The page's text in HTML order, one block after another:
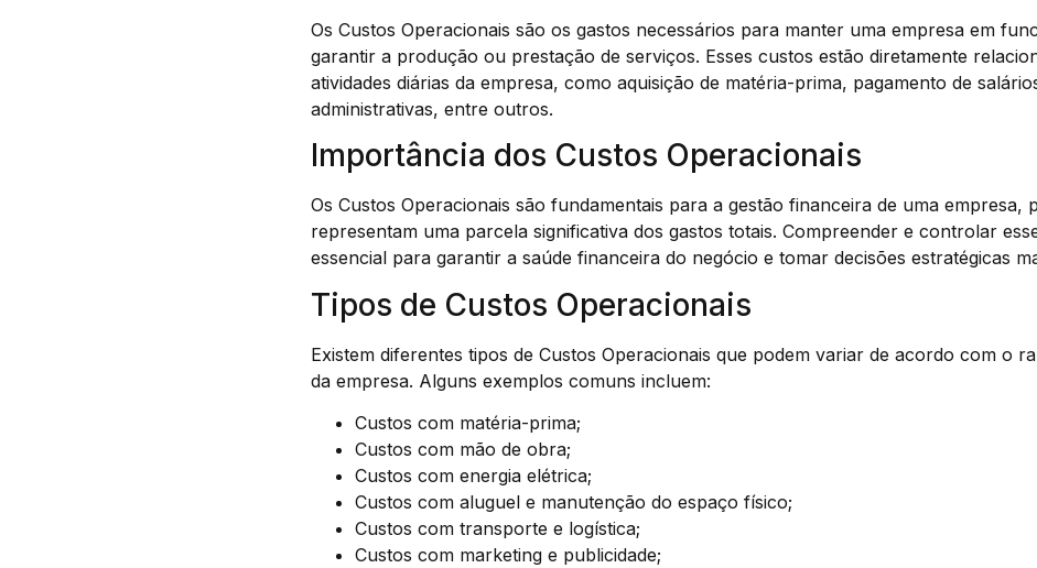
Os Custos Operacionais são os gastos necessários para manter uma empresa em
garantir a produção ou prestação de serviços. Esses custos estão diretamente
atividades diárias da empresa, como aquisição de matéria-prima, pagamento de
administrativas, entre outros.
Importância dos Custos Operacionais
Os Custos Operacionais são fundamentais para a gestão financeira de uma empresa,
representam uma parcela significativa dos gastos totais. Compreender e controlar
essencial para garantir a saúde financeira do negócio e tomar decisões estratégicas
Tipos de Custos Operacionais
Existem diferentes tipos de Custos Operacionais que podem variar de acordo com o
da empresa. Alguns exemplos comuns incluem:
Custos com matéria-prima;
Custos com mão de obra;
Custos com energia elétrica;
Custos com aluguel e manutenção do espaço físico;
Custos com transporte e logística;
Custos com marketing e publicidade;